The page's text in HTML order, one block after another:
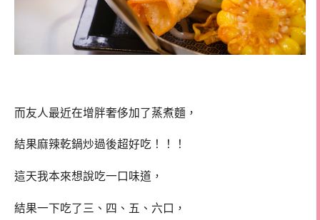
而友人最近在增胖奢侈加了蒸煮麵，
結果麻辣乾鍋炒過後超好吃！！！
這天我本來想說吃一口味道，
結果一下吃了三、四、五、六口，